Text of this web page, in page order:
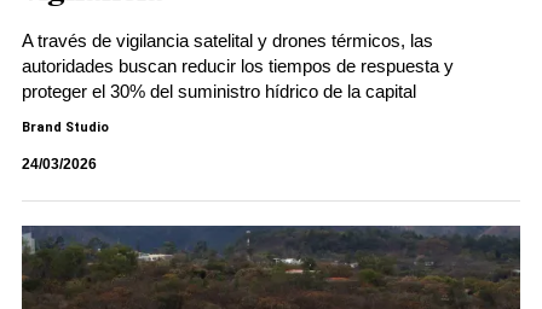
A través de vigilancia satelital y drones térmicos, las
autoridades buscan reducir los tiempos de respuesta y
proteger el 30% del suministro hídrico de la capital
Brand Studio
24/03/2026